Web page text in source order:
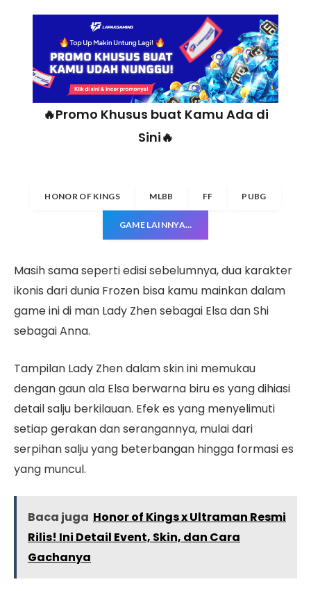
🔥Promo Khusus buat Kamu Ada di
Sini🔥
HONOR OF KINGS MLBB FF PUBG
GAME LAINNYA…
Masih sama seperti edisi sebelumnya, dua karakter
ikonis dari dunia Frozen bisa kamu mainkan dalam
game ini di man Lady Zhen sebagai Elsa dan Shi
sebagai Anna.
Tampilan Lady Zhen dalam skin ini memukau
dengan gaun ala Elsa berwarna biru es yang dihiasi
detail salju berkilauan. Efek es yang menyelimuti
setiap gerakan dan serangannya, mulai dari
serpihan salju yang beterbangan hingga formasi es
yang muncul.
Baca juga Honor of Kings x Ultraman Resmi
Rilis! Ini Detail Event, Skin, dan Cara
Gachanya